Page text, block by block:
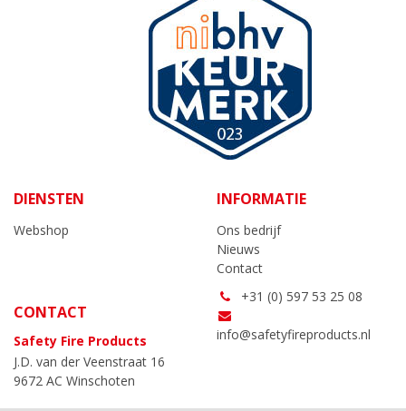
DIENSTEN
Webshop
INFORMATIE
Ons bedrijf
Nieuws
Contact
CONTACT
Safety Fire Products
J.D. van der Veenstraat 16
9672 AC Winschoten
+31 (0) 597 53 25 08
info@safetyfireproducts.nl